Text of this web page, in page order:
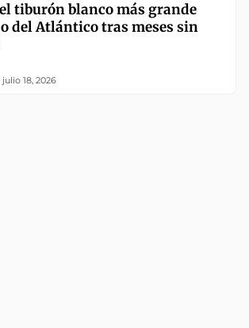
tiburón blanco más grande
del Atlántico tras meses sin
julio 18, 2026